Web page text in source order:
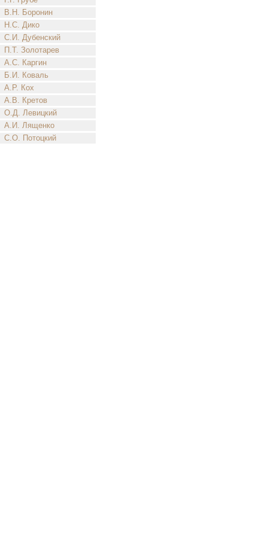
В.Н. Боронин
Н.С. Дико
С.И. Дубенский
П.Т. Золотарев
А.С. Каргин
Б.И. Коваль
А.Р. Кох
А.В. Кретов
О.Д. Левицкий
А.И. Лященко
С.О. Потоцкий